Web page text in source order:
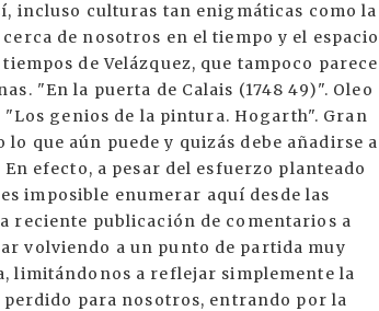
incluso culturas tan enigmáticas como la
de nosotros en el tiempo y el espacio
de Velázquez, que tampoco parece
"En la puerta de Calais (1748 49)". Oleo
genios de la pintura. Hogarth". Gran
que aún puede y quizás debe añadirse a
efecto, a pesar del esfuerzo planteado
imposible enumerar aquí desde las
reciente publicación de comentarios a
volviendo a un punto de partida muy
limitándonos a reflejar simplemente la
para nosotros, entrando por la